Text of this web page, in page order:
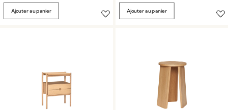
Ajouter au panier Ajouter au panier